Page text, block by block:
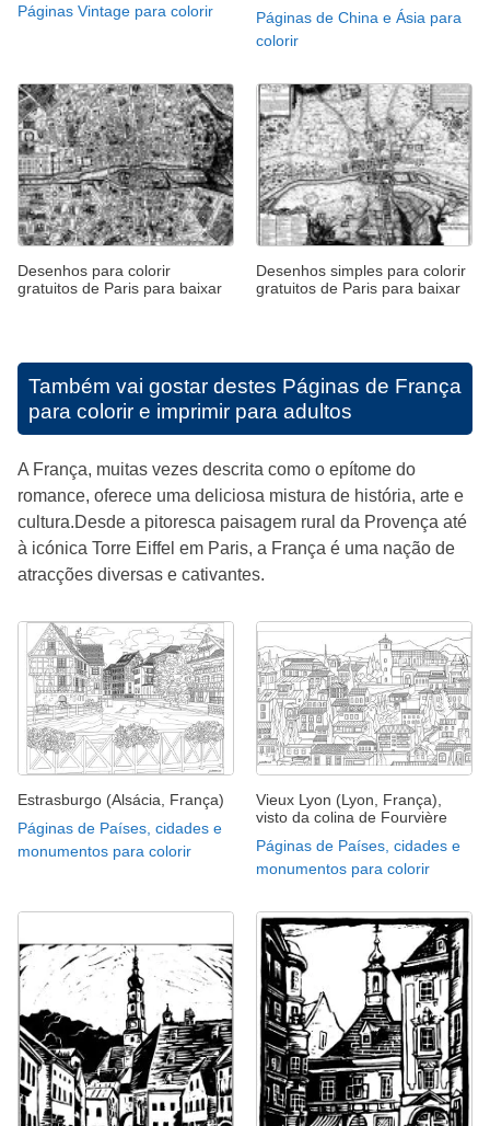
Páginas Vintage para colorir
Páginas de China e Ásia para
colorir
Desenhos para colorir
gratuitos de Paris para baixar
Desenhos simples para colorir
gratuitos de Paris para baixar
Também vai gostar destes Páginas de França
para colorir e imprimir para adultos
A França, muitas vezes descrita como o epítome do
romance, oferece uma deliciosa mistura de história, arte e
cultura.Desde a pitoresca paisagem rural da Provença até
à icónica Torre Eiffel em Paris, a França é uma nação de
atracções diversas e cativantes.
Estrasburgo (Alsácia, França)
Páginas de Países, cidades e
monumentos para colorir
Vieux Lyon (Lyon, França),
visto da colina de Fourvière
Páginas de Países, cidades e
monumentos para colorir